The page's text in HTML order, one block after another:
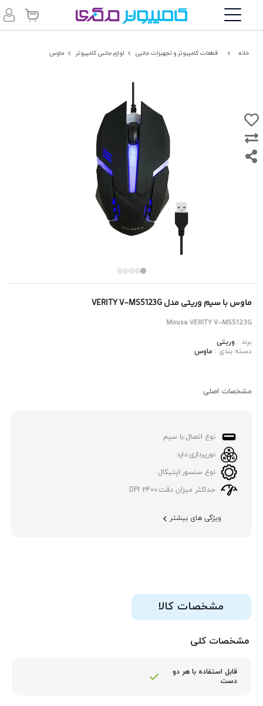
خانه قطعات کامپیوتر و تجهیزات جانبی لوازم جانبی کامپیوتر ماوس
ماوس با سیم وریتی مدل VERITY V-MS5123G
Mouse VERITY V-MS5123G
برند : وریتی
دسته بندی : ماوس
مشخصات اصلی
نوع اتصال:با سیم
نورپردازی:دارد
نوع سنسور:اپتیکال
حداکثر میزان دقت:2400 DPI
ویژگی های بیشتر
مشخصات کالا
مشخصات کلی
قابل استفاده با هر دو
دست